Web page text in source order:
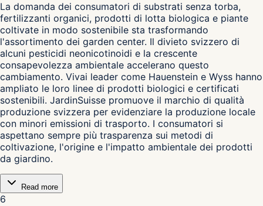
La domanda dei consumatori di substrati senza torba,
fertilizzanti organici, prodotti di lotta biologica e piante
coltivate in modo sostenibile sta trasformando
l'assortimento dei garden center. Il divieto svizzero di
alcuni pesticidi neonicotinoidi e la crescente
consapevolezza ambientale accelerano questo
cambiamento. Vivai leader come Hauenstein e Wyss hanno
ampliato le loro linee di prodotti biologici e certificati
sostenibili. JardinSuisse promuove il marchio di qualità
produzione svizzera per evidenziare la produzione locale
con minori emissioni di trasporto. I consumatori si
aspettano sempre più trasparenza sui metodi di
coltivazione, l'origine e l'impatto ambientale dei prodotti
da giardino.
Read more
6